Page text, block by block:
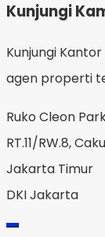
Kunjungi
Kunjungi
agen properti
Ruko Cleon
RT.11/RW.8,
Jakarta Timur
DKI Jakarta